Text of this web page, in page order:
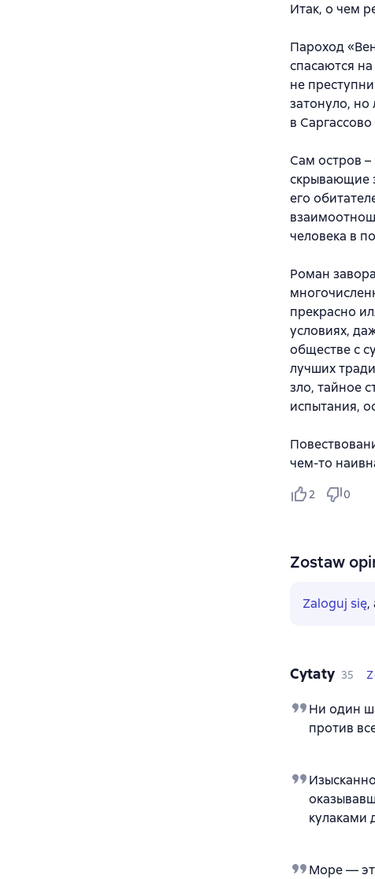
Итак, о чем
Пароход
спасаются
не
затонуло, но
в
Сам остров
скрывающие
его
человека в
Роман
прекрасно
условиях,
обществе с
лучших
зло, тайное
испытания,
чем-то
2 0
Zostaw
Zaloguj się,
Cytaty 35
Ни один
против
кулаками
Море —